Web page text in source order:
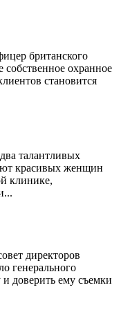
британского
собственное охранное
становится
талантливых
красивых женщин
клинике,
директоров
генерального
и доверить ему съемки